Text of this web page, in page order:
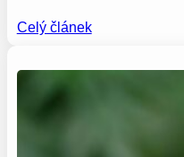
Celý článek